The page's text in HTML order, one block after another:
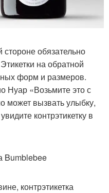
стороне обязательно
на обратной
форм и размеров.
Нуар «Возьмите это с
может вызвать улыбку,
контрэтикетку в
контрэтикетка